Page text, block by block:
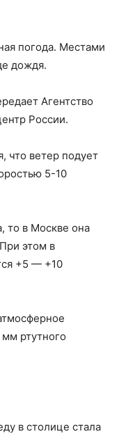
погода. Местами
дождя.
Агентство
России.
что ветер подует
5-10
то в Москве она
этом в
+5 — +10
мм ртутного
в столице стала